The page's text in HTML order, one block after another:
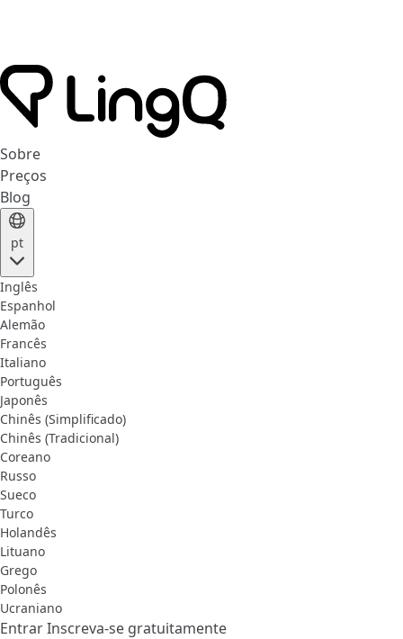
Sobre
Preços
Blog
pt
Inglês
Espanhol
Alemão
Francês
Italiano
Português
Japonês
Chinês (Simplificado)
Chinês (Tradicional)
Coreano
Russo
Sueco
Turco
Holandês
Lituano
Grego
Polonês
Ucraniano
EntrarInscreva-se gratuitamente